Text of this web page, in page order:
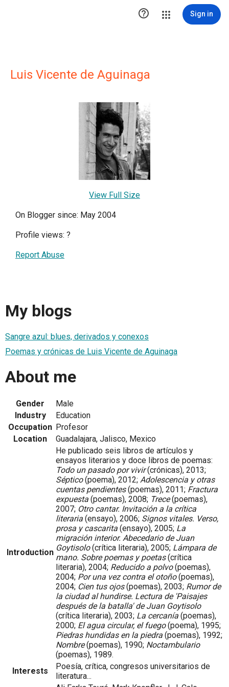
 Sign in
Luis Vicente de Aguinaga
View Full Size
On Blogger since: May 2004
Profile views: ?
Report Abuse
My blogs
Sangre azul: blues, derivados y conexos
Poemas y crónicas de Luis Vicente de Aguinaga
About me
Gender
Male
Industry
Education
Occupation Profesor
Location
Guadalajara, Jalisco, Mexico
Introduction
He publicado seis libros de artículos y
ensayos literarios y doce libros de poemas:
Todo un pasado por vivir(crónicas), 2013;
Séptico(poema), 2012; Adolescencia y otras
cuentas pendientes(poemas), 2011; Fractura
expuesta (poemas), 2008; Trece(poemas),
2007; Otro cantar. Invitación a la crítica
literaria (ensayo), 2006; Signos vitales. Verso,
prosa y cascarita (ensayo), 2005; La
migración interior. Abecedario de Juan
Goytisolo(crítica literaria), 2005; Lámpara de
mano. Sobre poemas y poetas(crítica
literaria), 2004; Reducido a polvo(poemas),
2004; Por una vez contra el otoño(poemas),
2004; Cien tus ojos(poemas), 2003; Rumor de
la ciudad al hundirse. Lectura de 'Paisajes
después de la batalla' de Juan Goytisolo
(crítica literaria), 2003; La cercanía (poemas),
2000; El agua circular, el fuego(poema), 1995;
Piedras hundidas en la piedra (poemas), 1992;
Nombre(poemas), 1990; Noctambulario
(poemas), 1989.
Interests
Poesía, crítica, congresos universitarios de
literatura...